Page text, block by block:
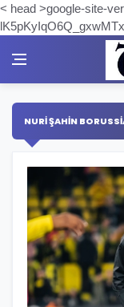
< head >google-site-
NURI ŞAHIN